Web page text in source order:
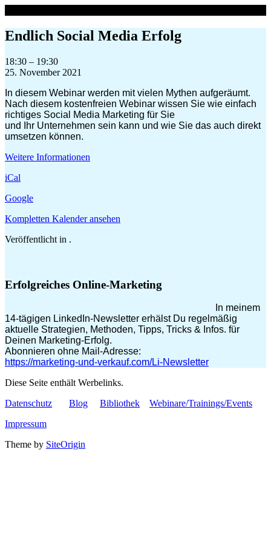
springen
Endlich Social Media Erfolg
Endlich
Social
Erfolg
18:30 – 19:30
25. November 2021
In diesem Webinar werden mit vielen Mythen aufgeräumt.
Nach diesem kostenfreien Webinar wissen Sie wie einfach
richtiges Social Media Marketing für Sie
und Ihr Unternehmen sein kann und wie Sie das auch direkt
umsetzen können.
Weitere Informationen
iCal
Google
Kompletten Kalender ansehen
Veröffentlicht in .
Erfolgreiches Online-Marketing
In meinem
14-tägigen LinkedIn-Newsletter erhälst Du regelmäßig
aktuelle Strategien, Methoden, Tipps, Tricks & Infos. für
Deinen Marketing-Erfolg.
Abonnieren ohne Mail-Adresse:
https://marketing-und-verkauf.com/Li-Newsletter
Diese Seite enthält Werbelinks.
Datenschutz
Blog Bibliothek
Webinare/Trainings/Events
Impressum
Theme by SiteOrigin